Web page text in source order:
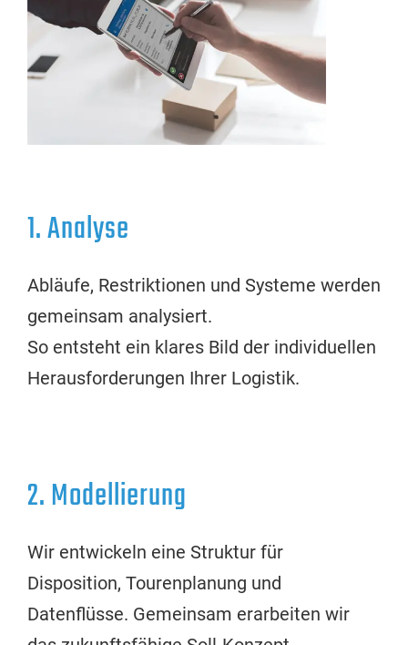
1. Analyse
Abläufe, Restriktionen und Systeme werden
gemeinsam analysiert.
So entsteht ein klares Bild der individuellen
Herausforderungen Ihrer Logistik.
2. Modellierung
Wir entwickeln eine Struktur für
Disposition, Tourenplanung und
Datenflüsse. Gemeinsam erarbeiten wir